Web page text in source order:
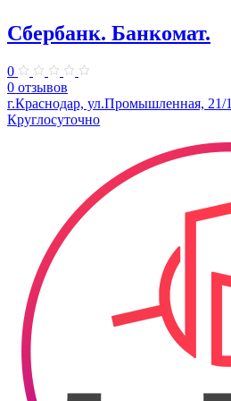
Сбербанк. Банкомат.
0
0 отзывов
г.Краснодар, ул.Промышленная, 21/1
Круглосуточно